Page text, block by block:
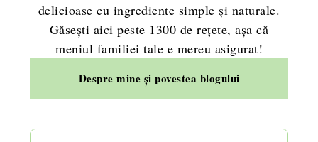
delicioase cu ingrediente simple și naturale.
Găsești aici peste 1300 de rețete, așa că
meniul familiei tale e mereu asigurat!
Despre mine și povestea blogului